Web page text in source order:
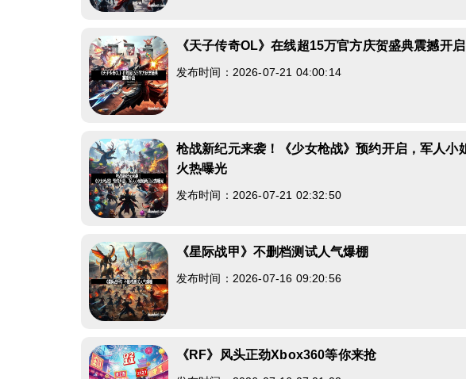
《天子传奇OL》在线超15万官方庆贺盛典震撼开启
发布时间：2026-07-21 04:00:14
枪战新纪元来袭！《少女枪战》预约开启，军人小
火热曝光
发布时间：2026-07-21 02:32:50
《星际战甲》不删档测试人气爆棚
发布时间：2026-07-16 09:20:56
《RF》风头正劲Xbox360等你来抢